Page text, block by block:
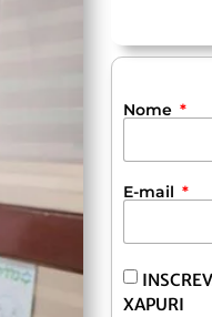
Nome
E-mail
XAPURI